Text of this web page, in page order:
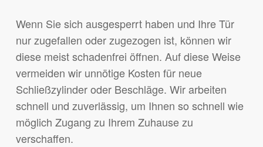
Wenn Sie sich ausgesperrt haben und Ihre Tür
nur zugefallen oder zugezogen ist, können wir
diese meist schadenfrei öffnen. Auf diese Weise
vermeiden wir unnötige Kosten für neue
Schließzylinder oder Beschläge. Wir arbeiten
schnell und zuverlässig, um Ihnen so schnell wie
möglich Zugang zu Ihrem Zuhause zu
verschaffen.